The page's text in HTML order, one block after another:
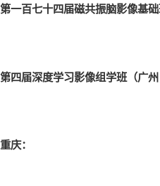
第一百七十四届磁共振脑影像基
第四届深度学习影像组学班（广州
重庆：